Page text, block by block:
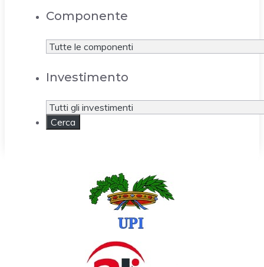
Componente
Investimento